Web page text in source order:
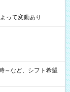
って変動あり
など、シフト希望